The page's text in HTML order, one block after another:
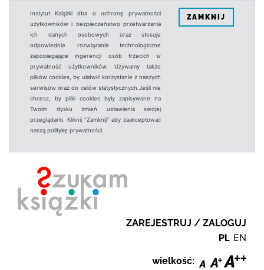
Instytut Książki dba o ochronę prywatności
użytkowników i bezpieczeństwo przetwarzania
ich danych osobowych oraz stosuje
odpowiednie rozwiązania technologiczne
zapobiegające ingerencji osób trzecich w
prywatność użytkowników. Używamy także
plików cookies, by ułatwić korzystanie z naszych
serwisów oraz do celów statystycznych.Jeśli nie
chcesz, by pliki cookies były zapisywane na
Twoim dysku zmień ustawienia swojej
przeglądarki. Kliknij "Zamknij" aby zaakceptować
naszą politykę prywatności.
ZAMKNIJ
ZAREJESTRUJ / ZALOGUJ
PL EN
wielkość: